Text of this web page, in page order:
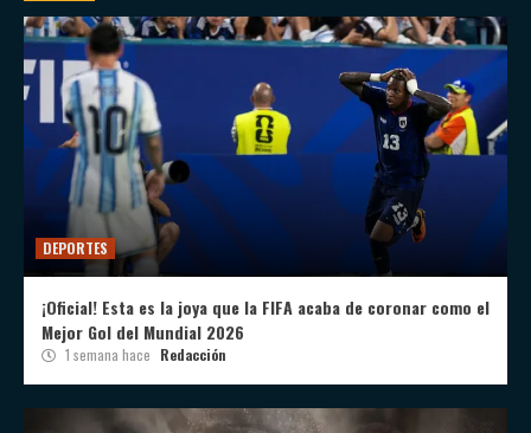
DEPORTES
¡Oficial! Esta es la joya que la FIFA acaba de coronar como el
Mejor Gol del Mundial 2026
1 semana hace Redacción